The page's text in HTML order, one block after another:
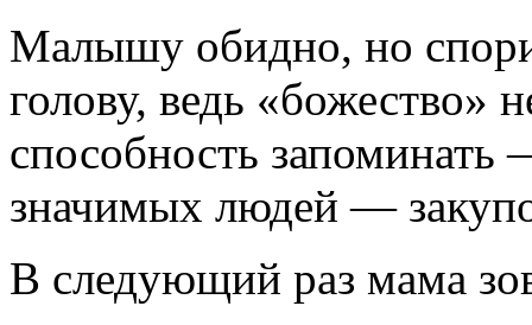
Малышу обидно, но
голову, ведь «божество»
способность запоминать
значимых людей —
В следующий раз мама